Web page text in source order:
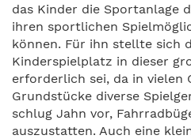
das Kinder die Sportanlage
ihren sportlichen
können. Für ihn stellte sich
Kinderspielplatz in dieser
erforderlich sei, da in vielen
Grundstücke diverse
schlug Jahn vor,
auszustatten. Auch eine